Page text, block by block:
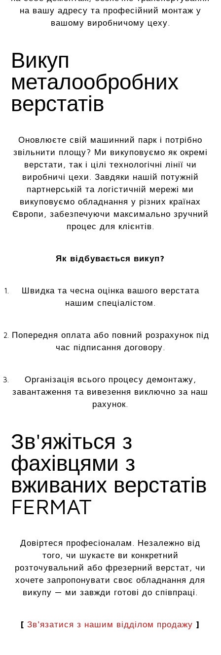
на вашу адресу та професійний монтаж у
вашому виробничому цеху.
Викуп
металообробних
верстатів
Оновлюєте свій машинний парк і потрібно
звільнити площу? Ми викуповуємо як окремі
верстати, так і цілі технологічні лінії чи
виробничі цехи. Завдяки нашій потужній
партнерській та логістичній мережі ми
викуповуємо обладнання у різних країнах
Європи, забезпечуючи максимально зручний
процес для клієнтів.
Як відбувається викуп?
Швидка та чесна оцінка вашого верстата
нашим спеціалістом.
Попередня оплата або повний розрахунок під
час підписання договору.
Організація всього процесу демонтажу,
завантаження та вивезення виключно за наш
рахунок.
Зв'яжіться з
фахівцями з
вживаних верстатів
FERMAT
Довіртеся професіоналам. Незалежно від
того, чи шукаєте ви конкретний
розточувальний або фрезерний верстат, чи
хочете запропонувати своє обладнання для
викупу — ми завжди готові до співпраці.
[Зв'язатися з нашим відділом продажу ]